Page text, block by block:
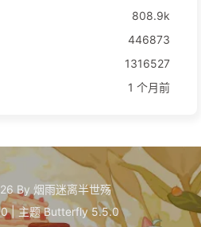
808.9k
446873
1316527
1 个月前
By 烟雨迷离半世殇
| 主题Butterfly 5.5.0